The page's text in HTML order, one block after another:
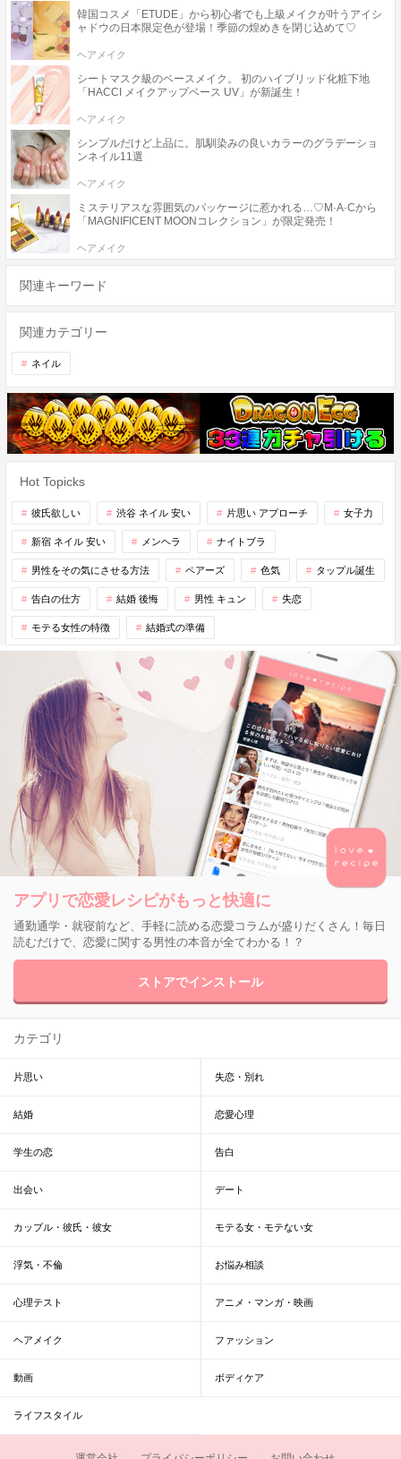
韓国コスメ「ETUDE」から初心者でも上級メイクが叶うアイシ
ャドウの日本限定色が登場！季節の煌めきを閉じ込めて♡
ヘアメイク
シートマスク級のベースメイク。 初のハイブリッド化粧下地
「HACCI メイクアップベース UV」が新誕生！
ヘアメイク
シンプルだけど上品に。肌馴染みの良いカラーのグラデーショ
ンネイル11選
ヘアメイク
ミステリアスな雰囲気のパッケージに惹かれる…♡M·A·Cから
「MAGNIFICENT MOONコレクション」が限定発売！
ヘアメイク
関連キーワード
関連カテゴリー
ネイル
Hot Topicks
彼氏欲しい 渋谷 ネイル 安い 片思い アプローチ 女子力
新宿 ネイル 安い メンヘラ ナイトブラ
男性をその気にさせる方法 ペアーズ 色気 タップル誕生
告白の仕方 結婚 後悔 男性 キュン 失恋
モテる女性の特徴 結婚式の準備
アプリで恋愛レシピがもっと快適に
通勤通学・就寝前など、手軽に読める恋愛コラムが盛りだくさん！毎日
読むだけで、恋愛に関する男性の本音が全てわかる！？
ストアでインストール
カテゴリ
片思い 失恋・別れ
結婚 恋愛心理
学生の恋 告白
出会い デート
カップル・彼氏・彼女 モテる女・モテない女
浮気・不倫 お悩み相談
心理テスト アニメ・マンガ・映画
ヘアメイク ファッション
動画 ボディケア
ライフスタイル